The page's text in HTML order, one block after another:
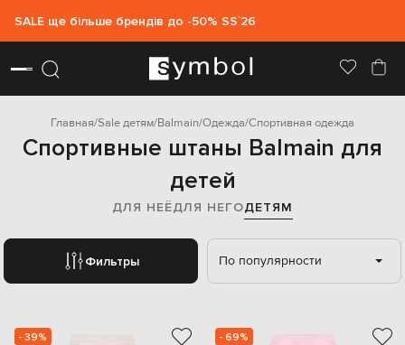
SALE ще більше брендів до -50% SS`26
Главная Sale детям Balmain Одежда Спортивная одежда
Спортивные штаны Balmain для
детей
ДЛЯ НЕЁДЛЯ НЕГОДЕТЯМ
Фильтры По популярности
- 39% - 69%